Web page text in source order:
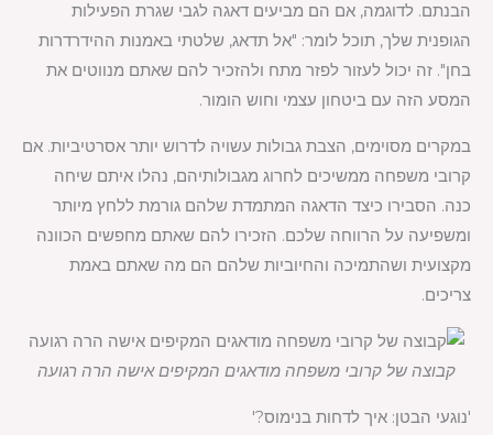
הבנתם. לדוגמה, אם הם מביעים דאגה לגבי שגרת הפעילות
הגופנית שלך, תוכל לומר: "אל תדאג, שלטתי באמנות ההידרדרות
בחן". זה יכול לעזור לפזר מתח ולהזכיר להם שאתם מנווטים את
המסע הזה עם ביטחון עצמי וחוש הומור.
במקרים מסוימים, הצבת גבולות עשויה לדרוש יותר אסרטיביות. אם
קרובי משפחה ממשיכים לחרוג מגבולותיהם, נהלו איתם שיחה
כנה. הסבירו כיצד הדאגה המתמדת שלהם גורמת ללחץ מיותר
ומשפיעה על הרווחה שלכם. הזכירו להם שאתם מחפשים הכוונה
מקצועית ושהתמיכה והחיוביות שלהם הם מה שאתם באמת
צריכים.
קבוצה של קרובי משפחה מודאגים המקיפים אישה הרה רגועה
'נוגעי הבטן: איך לדחות בנימוס?'